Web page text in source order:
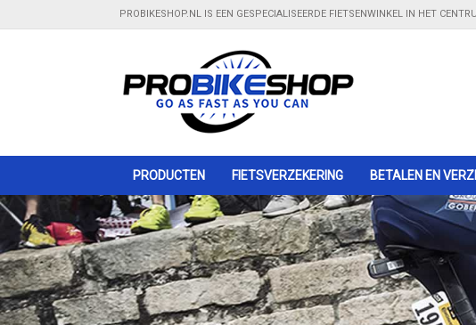
PROBIKESHOP.NL IS EEN GESPECIALISEERDE FIETSENWINKEL IN HET
PRODUCTEN FIETSVERZEKERING BETALEN EN
Gratis bezorging- Bij bestelling boven €100,00